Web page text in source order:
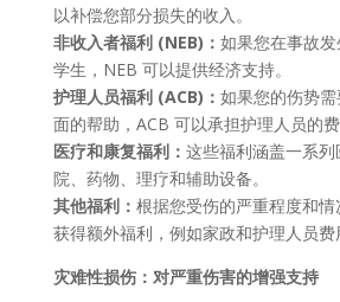
以补偿您部分损失的收入。
非收入者福利 (NEB)： 如果您在事故
学生，NEB 可以提供经济支持。
护理人员福利 (ACB)： 如果您的伤势
面的帮助，ACB 可以承担护理人员的费
医疗和康复福利： 这些福利涵盖一系
院、药物、理疗和辅助设备。
其他福利： 根据您受伤的严重程度和
获得额外福利，例如家政和护理人员费
灾难性损伤：对严重伤害的增强支持